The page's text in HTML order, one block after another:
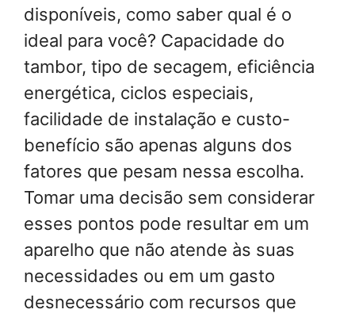
disponíveis, como saber qual é o
ideal para você? Capacidade do
tambor, tipo de secagem, eficiência
energética, ciclos especiais,
facilidade de instalação e custo-
benefício são apenas alguns dos
fatores que pesam nessa escolha.
Tomar uma decisão sem considerar
esses pontos pode resultar em um
aparelho que não atende às suas
necessidades ou em um gasto
desnecessário com recursos que